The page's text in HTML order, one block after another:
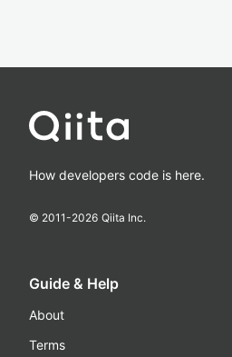
How developers code is here.
© 2011-2026 Qiita Inc.
Guide & Help
About
Terms